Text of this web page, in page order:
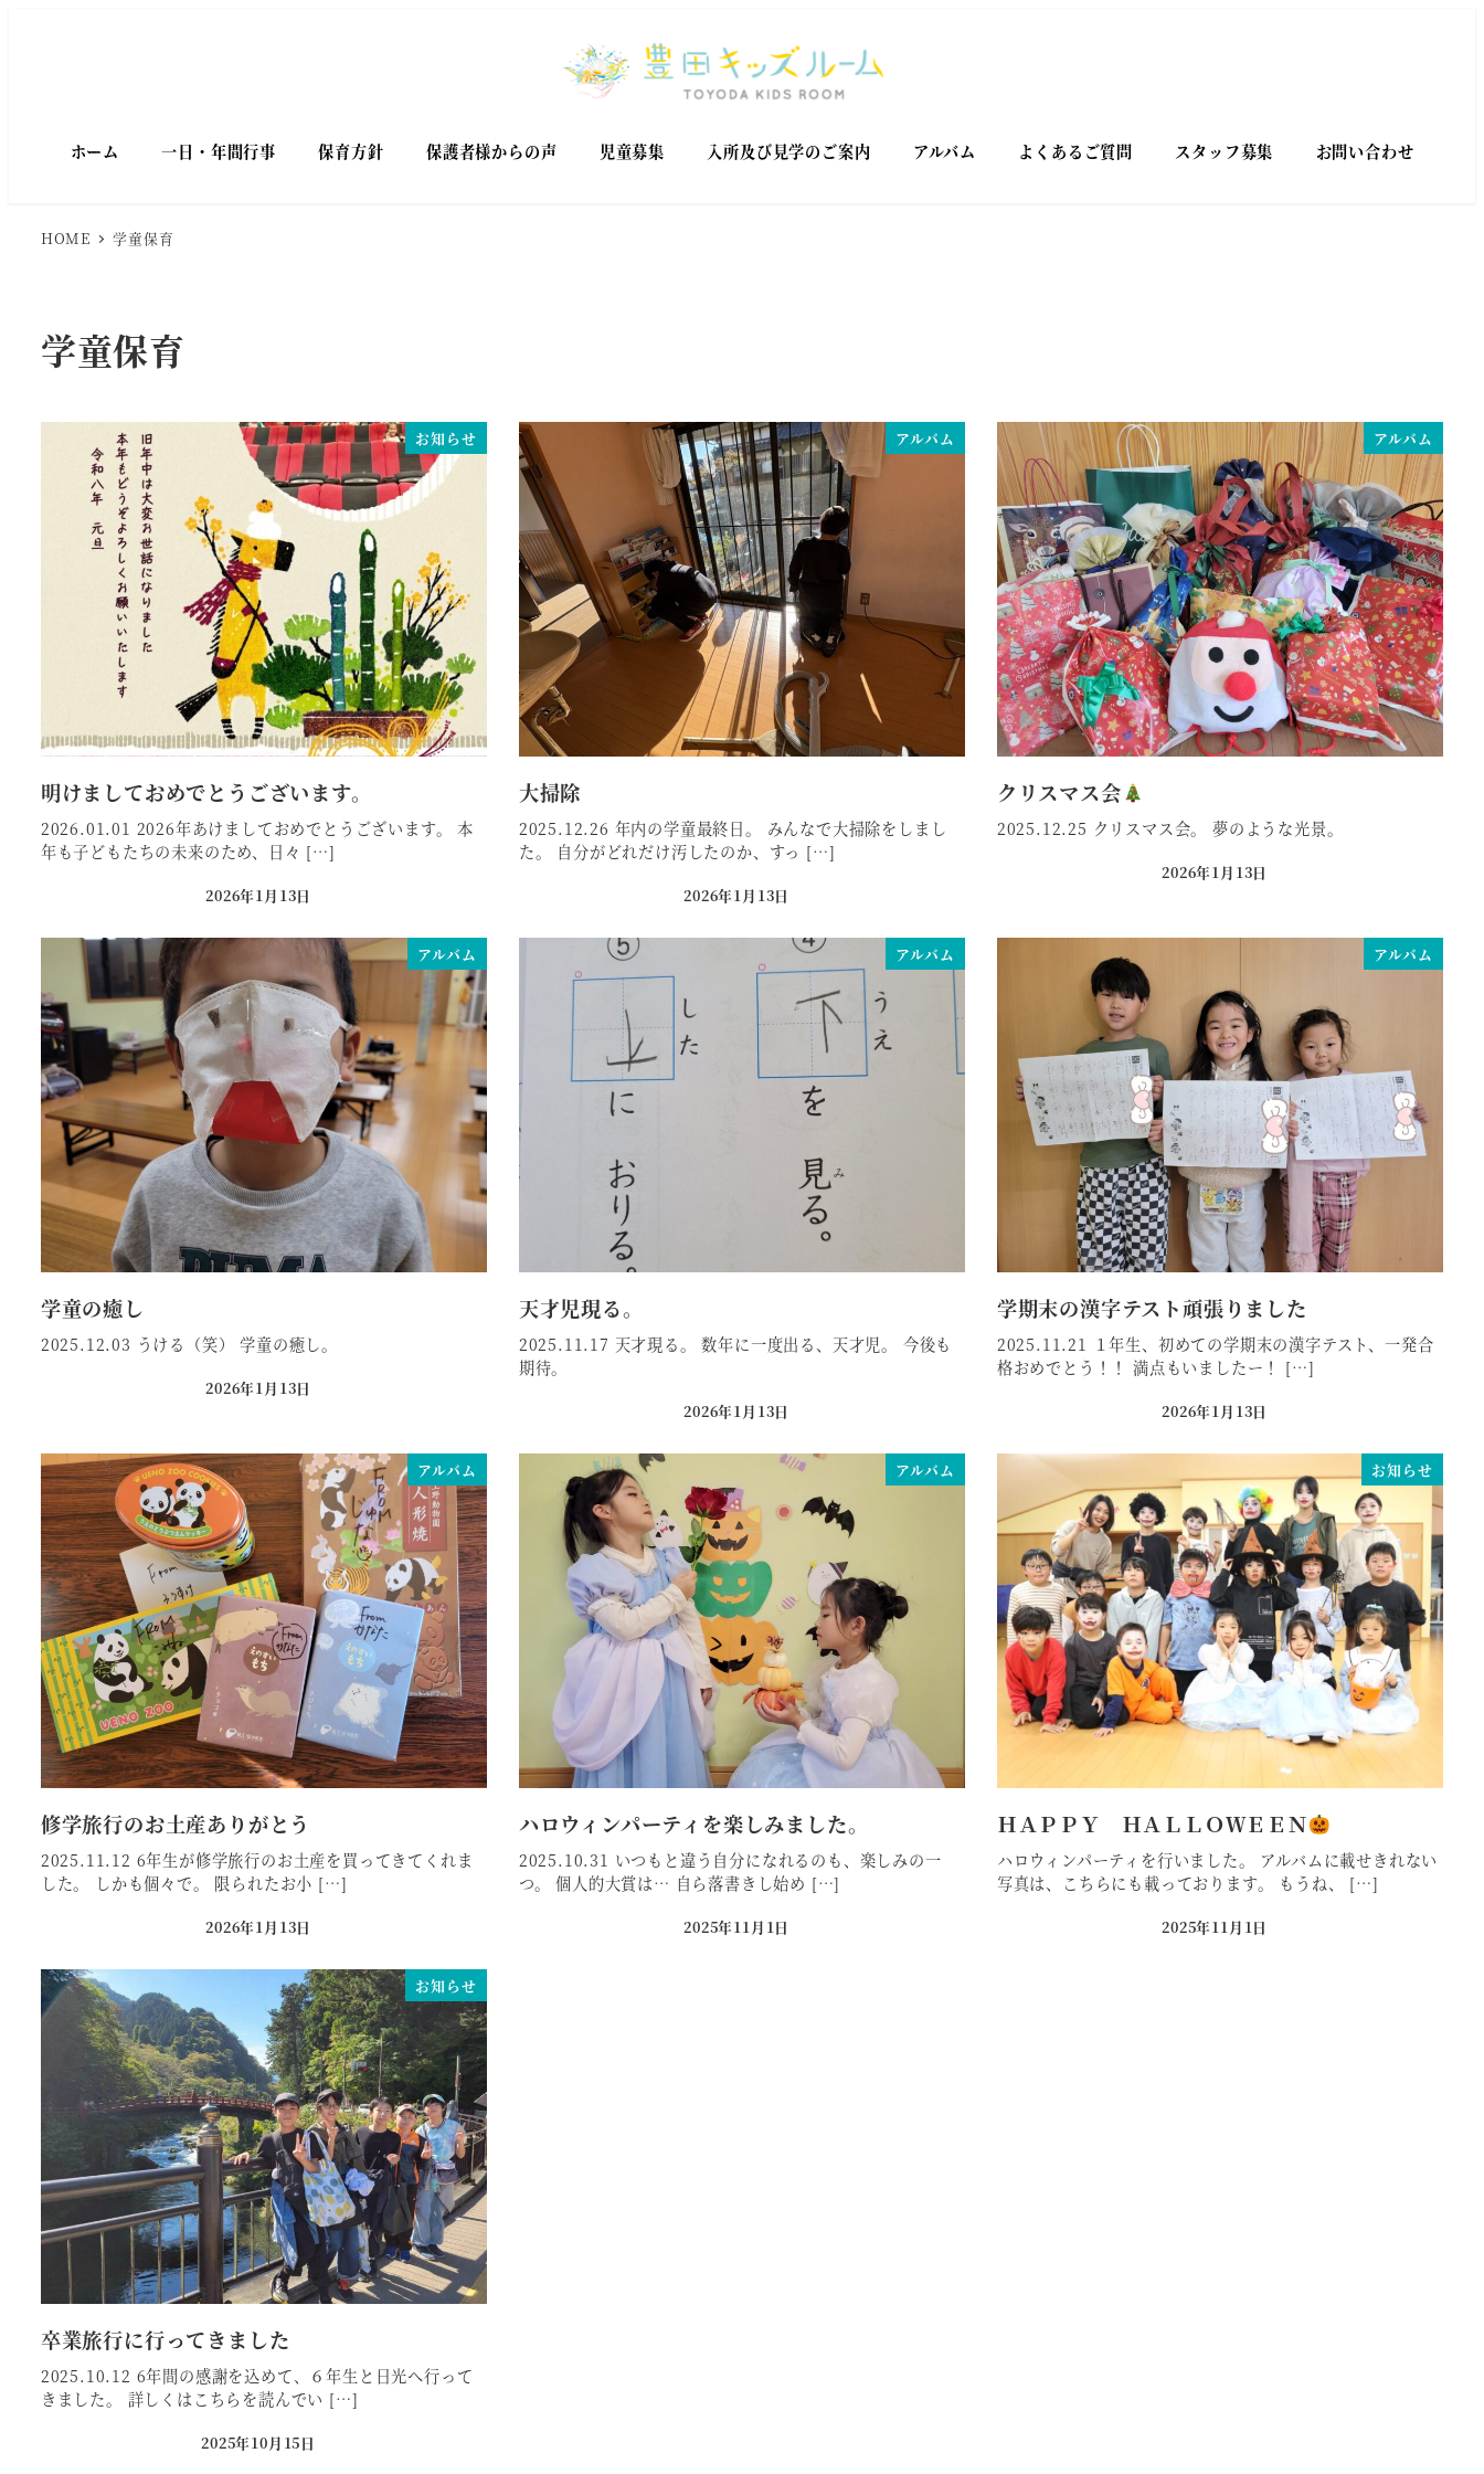
ホーム 一日・年間行事 保育方針 保護者様からの声 児童募集 入所及び見学のご案内 アルバム よくあるご質問 スタッフ募集 お問い合わせ
HOME 学童保育
学童保育
お知らせ
明けましておめでとうございます。
2026.01.01 2026年あけましておめでとうございます。 本
年も子どもたちの未来のため、日々 […]
投稿日
2026年1月13日
アルバム
大掃除
2025.12.26 年内の学童最終日。 みんなで大掃除をしまし
た。 自分がどれだけ汚したのか、すっ […]
投稿日
2026年1月13日
アルバム
クリスマス会
2025.12.25 クリスマス会。 夢のような光景。
投稿日
2026年1月13日
アルバム
学童の癒し
2025.12.03 うける（笑） 学童の癒し。
投稿日
2026年1月13日
アルバム
天才児現る。
2025.11.17 天才現る。 数年に一度出る、天才児。 今後も
期待。
投稿日
2026年1月13日
アルバム
学期末の漢字テスト頑張りました
2025.11.21 １年生、初めての学期末の漢字テスト、一発合
格おめでとう！！ 満点もいましたー！ […]
投稿日
2026年1月13日
アルバム
修学旅行のお土産ありがとう
2025.11.12 6年生が修学旅行のお土産を買ってきてくれま
した。 しかも個々で。 限られたお小 […]
投稿日
2026年1月13日
アルバム
ハロウィンパーティを楽しみました。
2025.10.31 いつもと違う自分になれるのも、楽しみの一
つ。 個人的大賞は… 自ら落書きし始め […]
投稿日
2025年11月1日
お知らせ
ＨＡＰＰＹ ＨＡＬＬＯＷＥＥＮ
ハロウィンパーティを行いました。 アルバムに載せきれない
写真は、こちらにも載っております。 もうね、 […]
投稿日
2025年11月1日
お知らせ
卒業旅行に行ってきました
2025.10.12 6年間の感謝を込めて、６年生と日光へ行って
きました。 詳しくはこちらを読んでい […]
投稿日
2025年10月15日